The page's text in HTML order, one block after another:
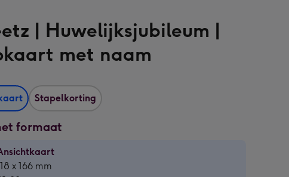
| Huwelijksjubileum |
met naam
Stapelkorting
formaat
x 166 mm